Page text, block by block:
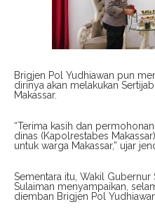
Brigjen Pol Yudhiawan pun
dirinya akan melakukan
Makassar.
“Terima kasih dan
dinas (Kapolrestabes
untuk warga Makassar,” ujar
Sementara itu, Wakil Gubernur
Sulaiman menyampaikan,
diemban Brigjen Pol